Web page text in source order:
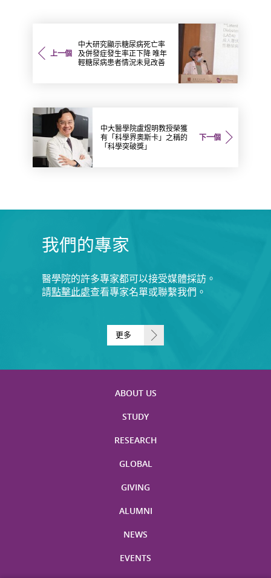
上一個
中大研究顯示糖尿病死亡率
及併發症發生率正下降 唯年
輕糖尿病患者情況未見改善
下一個
中大醫學院盧煜明教授榮獲
有「科學界奧斯卡」之稱的
「科學突破獎」
我們的專家
醫學院的許多專家都可以接受媒體採訪。
請點擊此處查看專家名單或聯繫我們。
更多
ABOUT US
STUDY
RESEARCH
GLOBAL
GIVING
ALUMNI
NEWS
EVENTS